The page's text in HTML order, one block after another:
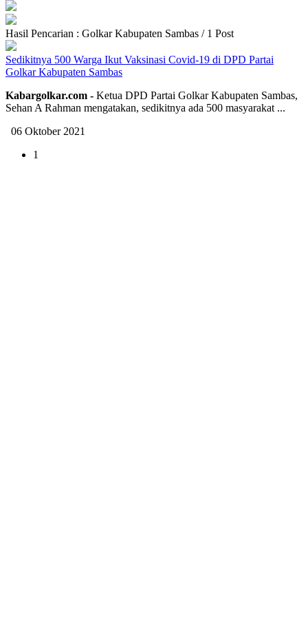
Hasil Pencarian : Golkar Kabupaten Sambas / 1 Post
Sedikitnya 500 Warga Ikut Vaksinasi Covid-19 di DPD Partai
Golkar Kabupaten Sambas
Kabargolkar.com - Ketua DPD Partai Golkar Kabupaten Sambas,
Sehan A Rahman mengatakan, sedikitnya ada 500 masyarakat ...
06 Oktober 2021
1